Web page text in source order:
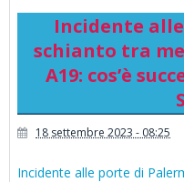
tra mezzi all’ingresso della
Incidente
schianto tra
A19: cos’è
18 settembre 2023 - 08:25
Incidente alle porte di